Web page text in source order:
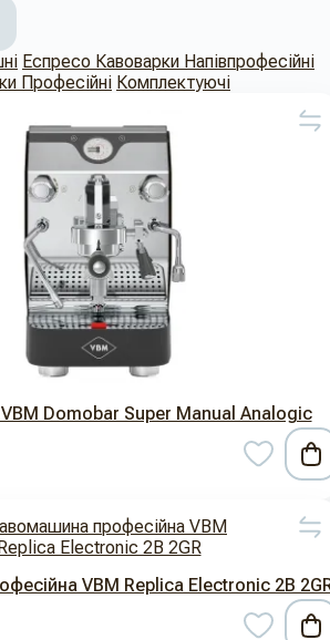
Еспресо Кавоварки Напівпрофесійні
Професійні Комплектуючі
Domobar Super Manual Analogic
VBM Replica Electronic 2B